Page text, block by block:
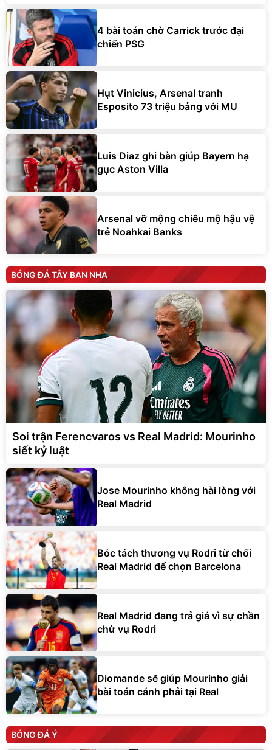
4 bài toán chờ Carrick trước đại
chiến PSG
Hụt Vinicius, Arsenal tranh
Esposito 73 triệu bảng với MU
Luis Diaz ghi bàn giúp Bayern hạ
gục Aston Villa
Arsenal vỡ mộng chiêu mộ hậu vệ
trẻ Noahkai Banks
BÓNG ĐÁ TÂY BAN NHA
Soi trận Ferencvaros vs Real Madrid: Mourinho
siết kỷ luật
Jose Mourinho không hài lòng với
Real Madrid
Bóc tách thương vụ Rodri từ chối
Real Madrid để chọn Barcelona
Real Madrid đang trả giá vì sự chần
chừ vụ Rodri
Diomande sẽ giúp Mourinho giải
bài toán cánh phải tại Real
BÓNG ĐÁ Ý